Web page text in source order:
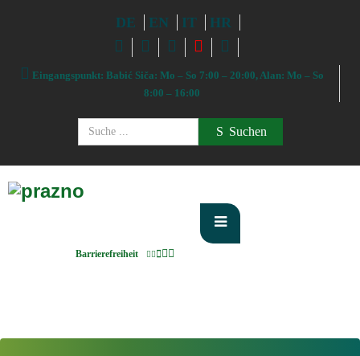
DE EN IT HR
Eingangspunkt: Babić Siča: Mo – So 7:00 – 20:00, Alan: Mo – So
8:00 – 16:00
Suchen
Barrierefreiheit